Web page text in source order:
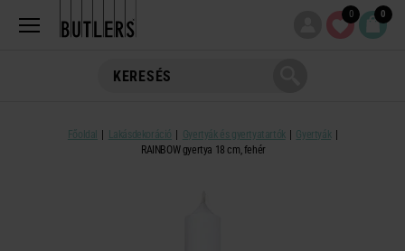
0 0
Főoldal Lakásdekoráció Gyertyák és gyertyatartók
Gyertyák
RAINBOW gyertya 18 cm, fehér